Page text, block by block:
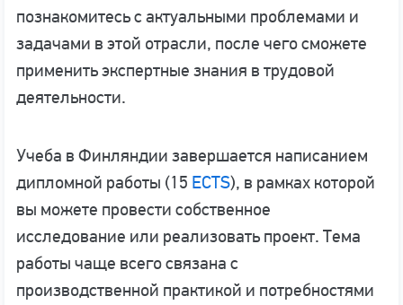
познакомитесь с актуальными проблемами и
задачами в этой отрасли, после чего сможете
применить экспертные знания в трудовой
деятельности.
Учеба в Финляндии завершается написанием
дипломной работы (15 ECTS), в рамках которой
вы можете провести собственное
исследование или реализовать проект. Тема
работы чаще всего связана с
производственной практикой и потребностями